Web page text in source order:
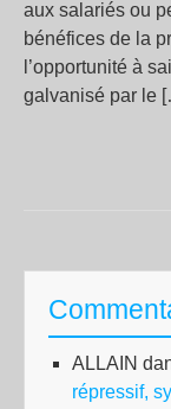
aux salariés ou
bénéfices de la
l’opportunité à
galvanisé par le
ALLAIN
répressif,